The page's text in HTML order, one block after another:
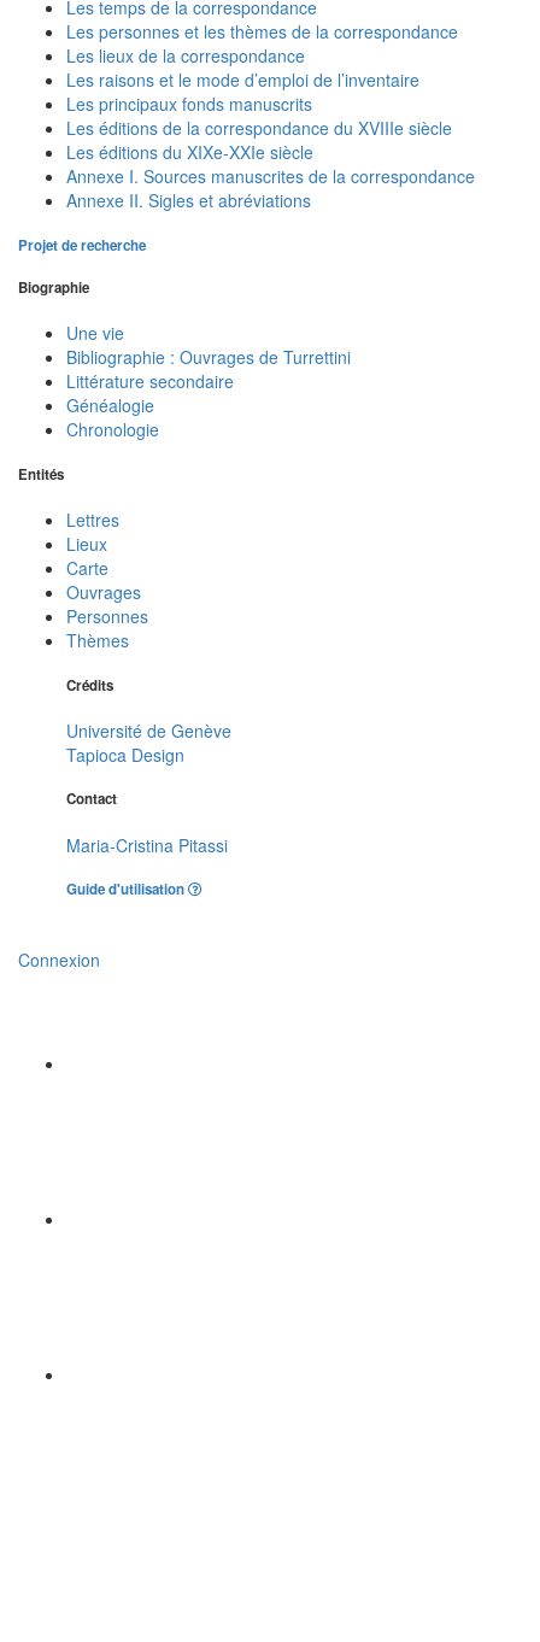
Les temps de la correspondance
Les personnes et les thèmes de la correspondance
Les lieux de la correspondance
Les raisons et le mode d’emploi de l’inventaire
Les principaux fonds manuscrits
Les éditions de la correspondance du XVIIIe siècle
Les éditions du XIXe-XXIe siècle
Annexe I. Sources manuscrites de la correspondance
Annexe II. Sigles et abréviations
Projet de recherche
Biographie
Une vie
Bibliographie : Ouvrages de Turrettini
Littérature secondaire
Généalogie
Chronologie
Entités
Lettres
Lieux
Carte
Ouvrages
Personnes
Thèmes
Crédits
Université de Genève
Tapioca Design
Contact
Maria-Cristina Pitassi
Guide d'utilisation
Connexion